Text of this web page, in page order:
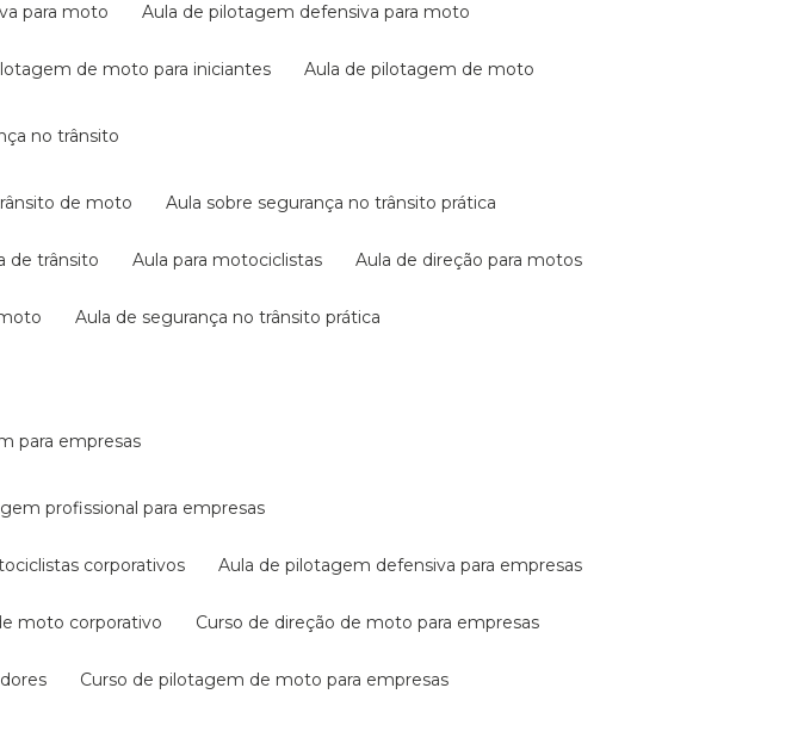
para moto aula de pilotagem defensiva para moto
de moto para iniciantes aula de pilotagem de moto
no trânsito
de moto aula sobre segurança no trânsito prática
de trânsito aula para motociclistas aula de direção para motos
aula de segurança no trânsito prática
para empresas
profissional para empresas
corporativos aula de pilotagem defensiva para empresas
moto corporativo curso de direção de moto para empresas
curso de pilotagem de moto para empresas